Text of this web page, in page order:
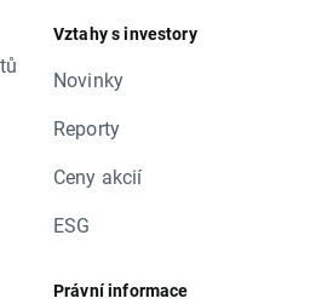
Vztahy s investory
Novinky
Reporty
Ceny akcií
ESG
Právní informace